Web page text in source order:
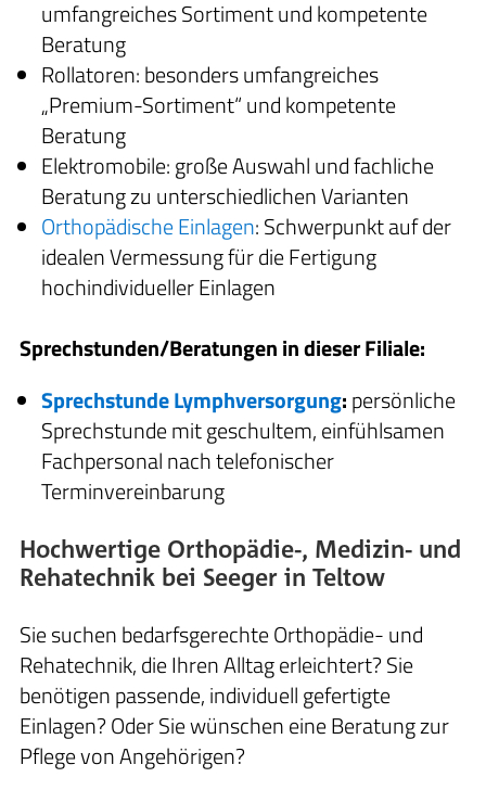
umfangreiches Sortiment und kompetente
Beratung
Rollatoren: besonders umfangreiches
„Premium-Sortiment“ und kompetente
Beratung
Elektromobile: große Auswahl und fachliche
Beratung zu unterschiedlichen Varianten
Orthopädische Einlagen: Schwerpunkt auf der
idealen Vermessung für die Fertigung
hochindividueller Einlagen
Sprechstunden/Beratungen in dieser Filiale:
Sprechstunde Lymphversorgung:persönliche
Sprechstunde mit geschultem, einfühlsamen
Fachpersonal nach telefonischer
Terminvereinbarung
Hochwertige Orthopädie-, Medizin- und
Rehatechnik bei Seeger in Teltow
Sie suchen bedarfsgerechte Orthopädie- und
Rehatechnik, die Ihren Alltag erleichtert? Sie
benötigen passende, individuell gefertigte
Einlagen? Oder Sie wünschen eine Beratung zur
Pflege von Angehörigen?